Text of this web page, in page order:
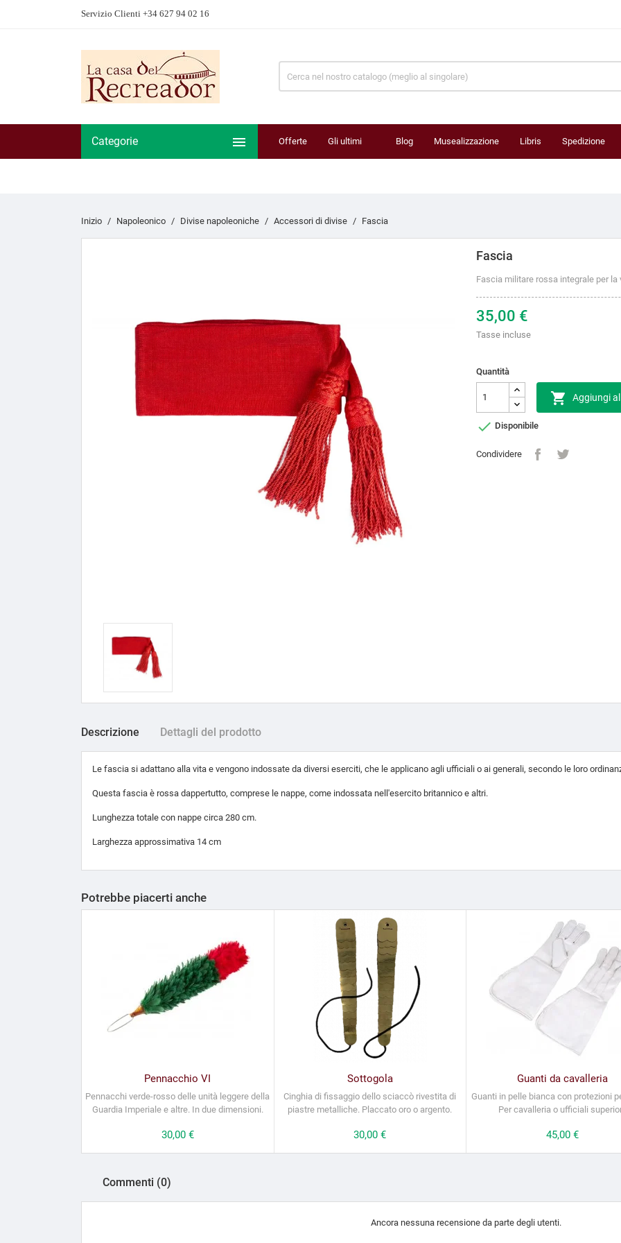
Servizio Clienti +34 627 94 02 16
Categorie  Offerte Gli ultimi Blog Musealizzazione Libris Spedizione
Inizio Napoleonico Divise napoleoniche Accessori di divise Fascia
Fascia
Fascia militare rossa integrale per la
35,00 €
Tasse incluse
Quantità
 Aggiungi
 Disponibile
Condividere
Descrizione Dettagli del prodotto
Le fascia si adattano alla vita e vengono indossate da diversi eserciti, che le applicano agli ufficiali o ai generali, secondo le loro
Questa fascia è rossa dappertutto, comprese le nappe, come indossata nell'esercito britannico e altri.
Lunghezza totale con nappe circa 280 cm.
Larghezza approssimativa 14 cm
Potrebbe piacerti anche
Pennacchio VI
Pennacchi verde-rosso delle unità leggere della
Guardia Imperiale e altre. In due dimensioni.
Prezzo
30,00 €
Sottogola
Cinghia di fissaggio dello sciaccò rivestita di
piastre metalliche. Placcato oro o argento.
Prezzo
30,00 €
Guanti da cavalleria
Guanti in pelle bianca con protezioni
Per cavalleria o ufficiali
Prezzo
45,00 €
Commenti (0)
Ancora nessuna recensione da parte degli utenti.